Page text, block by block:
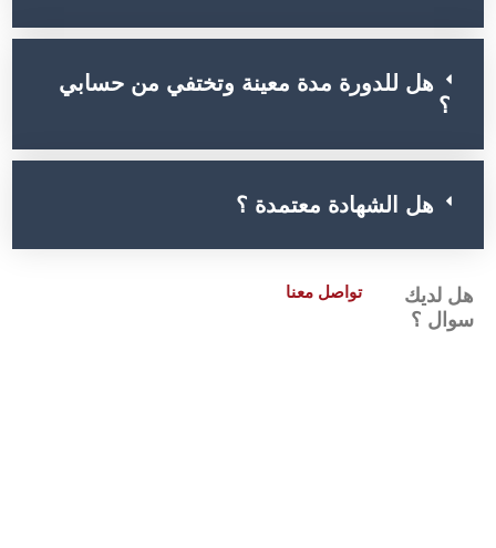
هل للدورة مدة معينة وتختفي من حسابي
هل الشهادة معتمدة ؟
هل لديك
سوال ؟
تواصل معنا